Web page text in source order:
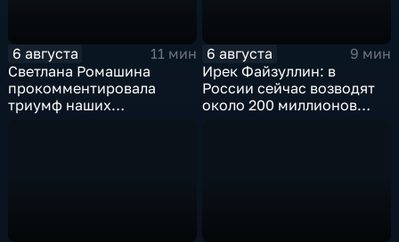
6 августа
11 мин
Светлана Ромашина
прокомментировала
триумф наших
6 августа
9 мин
Ирек Файзуллин: в
России сейчас возводят
около 200 миллионов